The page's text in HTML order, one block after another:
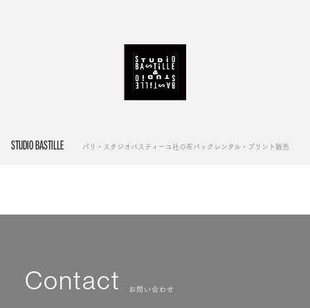
STUDIO BASTILLE パリ・スタジオバスティーユ社の布バックレンタル・プリント販売
Contact お問い合わせ